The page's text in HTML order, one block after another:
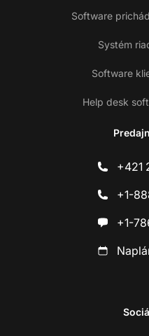
Software
Systém
Software
Help desk
+421
+1-
+1-